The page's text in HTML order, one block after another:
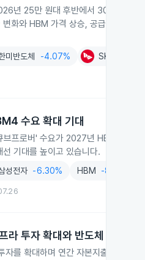
년 25만 원대 후반에서 30만 원대
화와 HBM 가격 상승, 공급 부족 전
미반도체 -4.07% SK하이닉스
수요 확대 기대
프로버' 수요가 2027년 HBM4 가
기대를 높이고 있습니다.
성전자 -6.30% HBM -8.33%
투자 확대와 반도체 영향
를 확대하며 연간 자본지출 전망치